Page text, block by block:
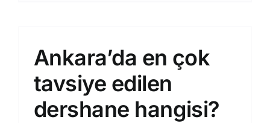
Ankara’da en çok
tavsiye edilen
dershane hangisi?